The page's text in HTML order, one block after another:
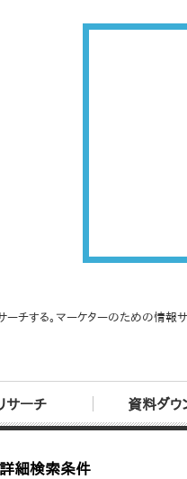
ーチする。マーケターのための情報サ
サーチ 資料ダウ
詳細検索条件